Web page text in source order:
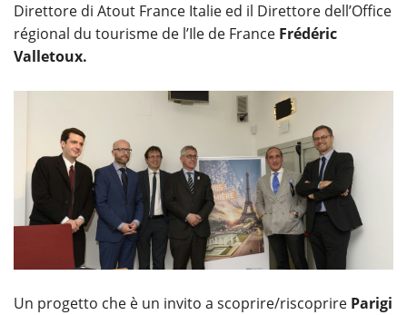
Direttore di Atout France Italie ed il Direttore dell’Office
régional du tourisme de l’Ile de France Frédéric
Valletoux.
Un progetto che è un invito a scoprire/riscoprire Parigi